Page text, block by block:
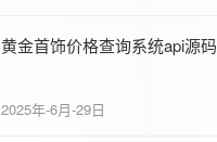
黄金首饰价格查询系统api源码
2025年-6月-29日